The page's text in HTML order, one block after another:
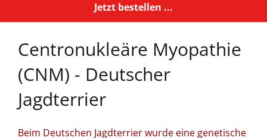
Jetzt bestellen ...
Centronukleäre Myopathie
(CNM) - Deutscher
Jagdterrier
Beim Deutschen Jagdterrier wurde eine genetische